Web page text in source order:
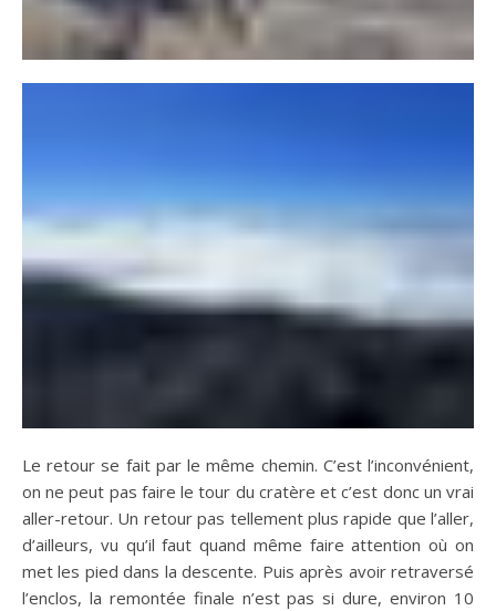
Le retour se fait par le même chemin. C’est l’inconvénient,
on ne peut pas faire le tour du cratère et c’est donc un vrai
aller-retour. Un retour pas tellement plus rapide que l’aller,
d’ailleurs, vu qu’il faut quand même faire attention où on
met les pied dans la descente. Puis après avoir retraversé
l’enclos, la remontée finale n’est pas si dure, environ 10